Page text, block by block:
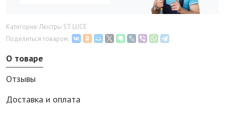
Категория: Люстры ST LUCE
Поделиться товаром:
О товаре
Отзывы
Доставка и оплата